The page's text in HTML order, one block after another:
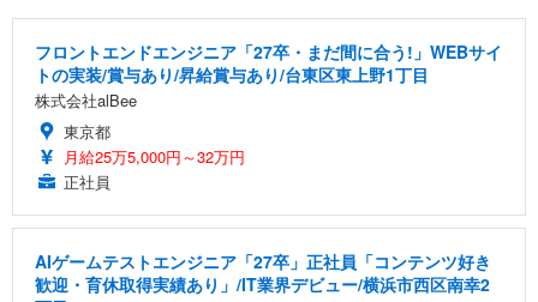
フロントエンドエンジニア「27卒・まだ間に合う!」WEBサイ
トの実装/賞与あり/昇給賞与あり/台東区東上野1丁目
株式会社alBee
東京都
月給25万5,000円～32万円
正社員
AIゲームテストエンジニア「27卒」正社員「コンテンツ好き
歓迎・育休取得実績あり」/IT業界デビュー/横浜市西区南幸2